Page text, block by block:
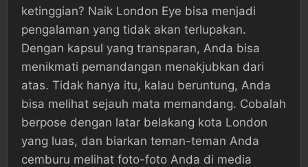
ketinggian? Naik London Eye bisa menjadi
pengalaman yang tidak akan terlupakan.
Dengan kapsul yang transparan, Anda bisa
menikmati pemandangan menakjubkan dari
atas. Tidak hanya itu, kalau beruntung, Anda
bisa melihat sejauh mata memandang. Cobalah
berpose dengan latar belakang kota London
yang luas, dan biarkan teman-teman Anda
cemburu melihat foto-foto Anda di media